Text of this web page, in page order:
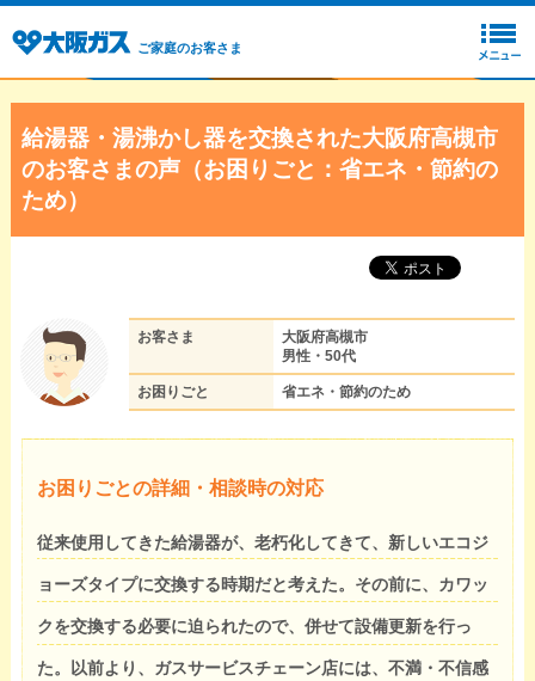
ご家庭のお客さま
給湯器・湯沸かし器を交換された大阪府高槻市
のお客さまの声（お困りごと：省エネ・節約の
ため）
お客さま
大阪府高槻市
男性・50代
お困りごと 省エネ・節約のため
お困りごとの詳細・相談時の対応
従来使用してきた給湯器が、老朽化してきて、新しいエコジ
ョーズタイプに交換する時期だと考えた。その前に、カワッ
クを交換する必要に迫られたので、併せて設備更新を行っ
た。以前より、ガスサービスチェーン店には、不満・不信感